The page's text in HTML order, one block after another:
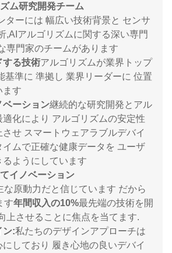
ム研究開発チーム
ターには 幅広い技術背景と センサ
,AIアルゴリズムに関する深い専門
専門家のチームがあります
する技術アルゴリズムが業界トップ
基準に 準拠し 業界リーダーに 位置
ます
ベーション継続的な研究開発とアル
適化により アルゴリズムの安定性
させ スマートウェアラブルデバイ
イムで正確な健康データを ユーザ
るようにしています
イノベーション
な原動力だと信じています だから
す年間収入の10%最先端の技術を開
上させることに焦点を当てます.
ン:私たちのデザインアプローチは
しており 履き心地の良いデバイ